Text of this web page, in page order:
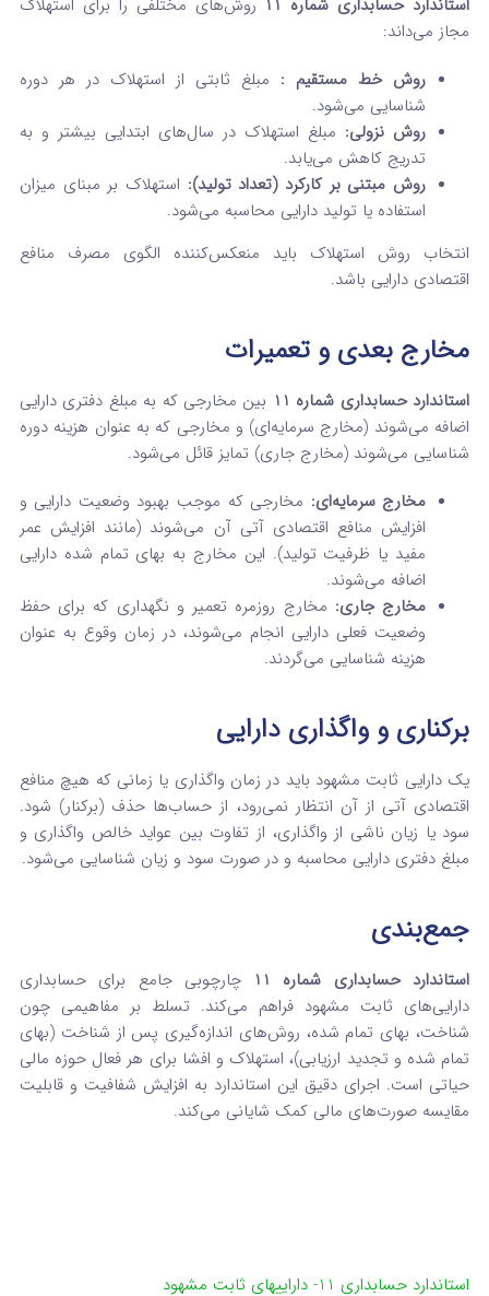
استاندارد حسابداری شماره 11
روش‌های مختلفی را برای استهلاک
مجاز می‌داند:
روش خط مستقیم : مبلغ ثابتی از استهلاک در هر دوره
شناسایی می‌شود.
روش نزولی: مبلغ استهلاک در سال‌های ابتدایی بیشتر و به
تدریج کاهش می‌یابد.
روش مبتنی بر کارکرد (تعداد تولید): استهلاک بر مبنای میزان
استفاده یا تولید دارایی محاسبه می‌شود.
انتخاب روش استهلاک باید منعکس‌کننده الگوی مصرف منافع
اقتصادی دارایی باشد.
مخارج بعدی و تعمیرات
استاندارد حسابداری شماره 11
بین مخارجی که به مبلغ دفتری دارایی
اضافه می‌شوند (مخارج سرمایه‌ای) و مخارجی که به عنوان هزینه دوره
شناسایی می‌شوند (مخارج جاری) تمایز قائل می‌شود.
مخارج سرمایه‌ای: مخارجی که موجب بهبود وضعیت دارایی و
افزایش منافع اقتصادی آتی آن می‌شوند (مانند افزایش عمر
مفید یا ظرفیت تولید). این مخارج به بهای تمام شده دارایی
اضافه می‌شوند.
مخارج جاری: مخارج روزمره تعمیر و نگهداری که برای حفظ
وضعیت فعلی دارایی انجام می‌شوند، در زمان وقوع به عنوان
هزینه شناسایی می‌گردند.
برکناری و واگذاری دارایی
یک دارایی ثابت مشهود باید در زمان واگذاری یا زمانی که هیچ منافع
اقتصادی آتی از آن انتظار نمی‌رود، از حساب‌ها حذف (برکنار) شود.
سود یا زیان ناشی از واگذاری، از تفاوت بین عواید خالص واگذاری و
مبلغ دفتری دارایی محاسبه و در صورت سود و زیان شناسایی می‌شود.
جمع‌بندی
استاندارد حسابداری شماره 11
چارچوبی جامع برای حسابداری
دارایی‌های ثابت مشهود فراهم می‌کند. تسلط بر مفاهیمی چون
شناخت، بهای تمام شده، روش‌های اندازه‌گیری پس از شناخت (بهای
تمام شده و تجدید ارزیابی)، استهلاک و افشا برای هر فعال حوزه مالی
حیاتی است. اجرای دقیق این استاندارد به افزایش شفافیت و قابلیت
مقایسه صورت‌های مالی کمک شایانی می‌کند.
استاندارد حسابداری 11- داراییهای ثابت مشهود